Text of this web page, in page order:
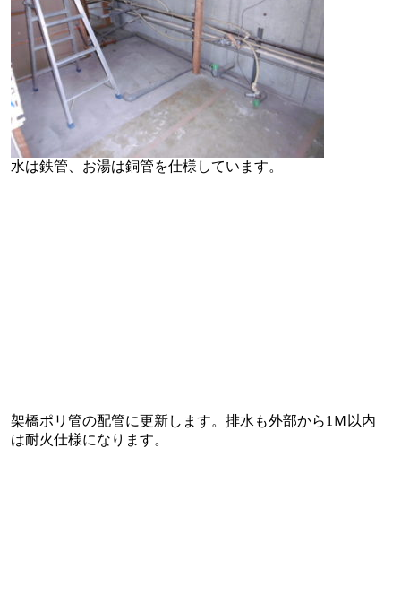
水は鉄管、お湯は銅管を仕様しています。
架橋ポリ管の配管に更新します。排水も外部から1Ｍ以内
は耐火仕様になります。